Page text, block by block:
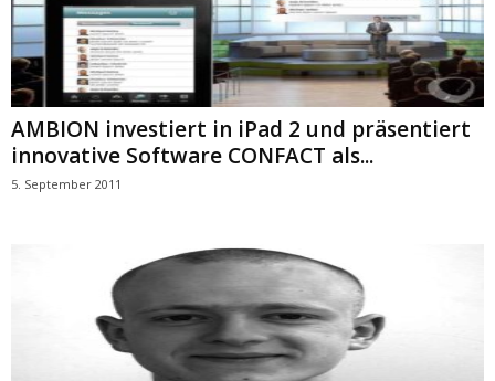
AMBION investiert in iPad 2 und präsentiert
innovative Software CONFACT als...
5. September 2011